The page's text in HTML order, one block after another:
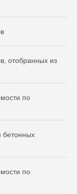
отобранных из
по
бетонных
по